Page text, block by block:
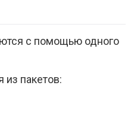
с помощью одного
пакетов: